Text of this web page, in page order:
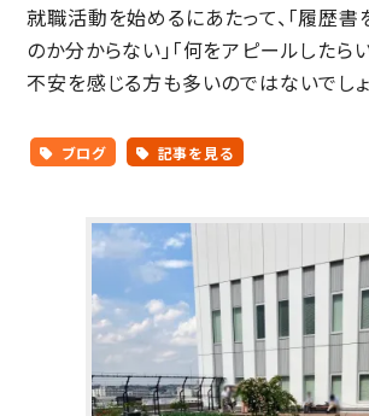
就職活動を始めるにあたって、「履歴
のか分からない」「何をアピールしたら
不安を感じる方も多いのではないでし
ブログ 記事を見る